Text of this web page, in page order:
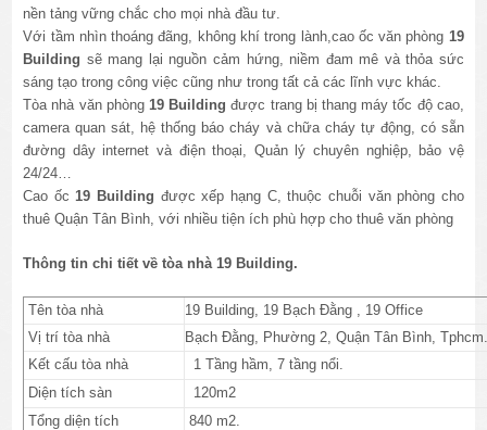
nền tảng vững chắc cho mọi nhà đầu tư.
Với tầm nhìn thoáng đãng, không khí trong lành,cao ốc văn phòng 19
Building sẽ mang lại nguồn cảm hứng, niềm đam mê và thỏa sức
sáng tạo trong công việc cũng như trong tất cả các lĩnh vực khác.
Tòa nhà văn phòng 19 Building được trang bị thang máy tốc độ cao,
camera quan sát, hệ thống báo cháy và chữa cháy tự động, có sẵn
đường dây internet và điện thoại, Quản lý chuyên nghiệp, bảo vệ
24/24…
Cao ốc 19 Building được xếp hạng C, thuộc chuỗi văn phòng cho
thuê Quận Tân Bình, với nhiều tiện ích phù hợp cho thuê văn phòng
Thông tin chi tiết về tòa nhà 19 Building.
Tên tòa nhà
19 Building, 19 Bạch Đằng , 19 Office
Vị trí tòa nhà
Bạch Đằng, Phường 2, Quận Tân Bình,
Kết cấu tòa nhà
1 Tầng hầm, 7 tầng nổi.
Diện tích sàn
120m2
Tổng diện tích
840 m2.